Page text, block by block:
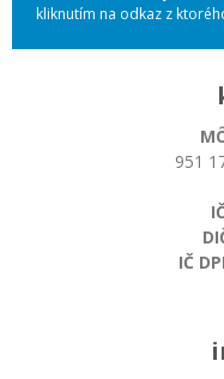
kliknutím na odkaz z
951
IČ